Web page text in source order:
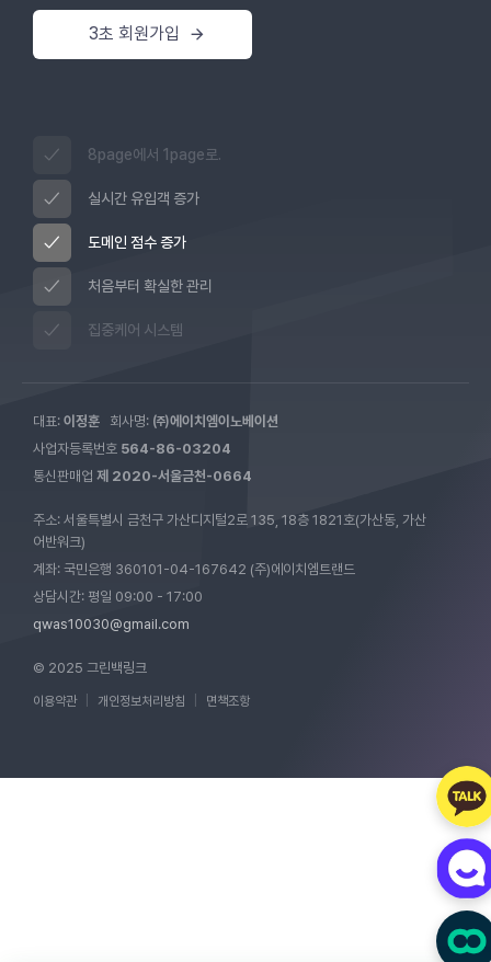
3초 회원가입
8page에서 1page로.
실시간 유입객 증가
도메인 점수 증가
처음부터 확실한 관리
집중케어 시스템
대표: 이정훈 회사명: ㈜에이치엠이노베이션
사업자등록번호 564-86-03204
통신판매업 제 2020-서울금천-0664
주소: 서울특별시 금천구 가산디지털2로 135, 18층 1821호(가산동, 가산
어반워크)
계좌: 국민은행 360101-04-167642 (주)에이치엠트랜드
상담시간: 평일 09:00 - 17:00
qwas10030@gmail.com
© 2025 그린백링크
이용약관 개인정보처리방침 면책조항